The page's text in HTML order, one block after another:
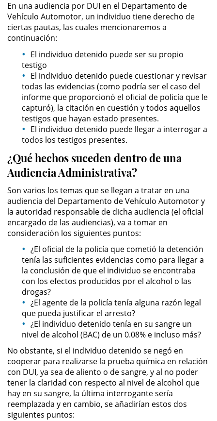
Hurto Menor
Robada
Robo
Robo de Caja Fuerte
Robo en Tiendas
Robo PC 459
Delincuencia Juvenil
Audiencias de Detención
Audiencias de Transferencia
Audiencias de Disposición
Derechos de los Padres en
Casos Juveniles
Delitos por los cuales un Menor
puede ser Juzgado como Adulto
División de Justicia Juvenil
La Ley de los Tres Delitos y
Fuera
Libertad Condicional para
Menores
En una audiencia por DUI en el Departamento de
Vehículo Automotor, un individuo tiene derecho de
ciertas pautas, las cuales mencionaremos a
continuación:
El individuo detenido puede ser su propio
testigo
El individuo detenido puede cuestionar y revisar
todas las evidencias (como podría ser el caso del
informe que proporcionó el oficial de policía que le
capturó), la citación en cuestión y todos aquellos
testigos que hayan estado presentes.
El individuo detenido puede llegar a interrogar a
todos los testigos presentes.
¿Qué hechos suceden dentro de una
Audiencia Administrativa?
Son varios los temas que se llegan a tratar en una
audiencia del Departamento de Vehículo Automotor y
la autoridad responsable de dicha audiencia (el oficial
encargado de las audiencias), va a tomar en
consideración los siguientes puntos:
¿El oficial de la policía que cometió la detención
tenía las suficientes evidencias como para llegar a
la conclusión de que el individuo se encontraba
con los efectos producidos por el alcohol o las
drogas?
¿El agente de la policía tenía alguna razón legal
que pueda justificar el arresto?
¿El individuo detenido tenía en su sangre un
nivel de alcohol (BAC) de un 0.08% e incluso más?
No obstante, si el individuo detenido se negó en
cooperar para realizarse la prueba química en relación
con DUI, ya sea de aliento o de sangre, y al no poder
tener la claridad con respecto al nivel de alcohol que
hay en su sangre, la última interrogante sería
reemplazada y en cambio, se añadirían estos dos
siguientes puntos: